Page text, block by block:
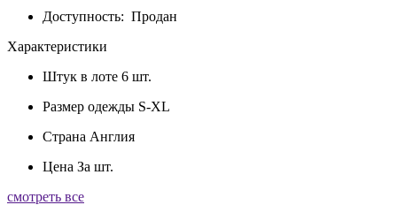
Доступность: Продан
Характеристики
Штук в лоте 6 шт.
Размер одежды S-XL
Страна Англия
Цена За шт.
смотреть все